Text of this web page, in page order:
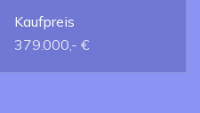
Kaufpreis
379.000,- €